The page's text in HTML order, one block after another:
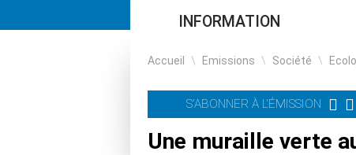
INFORMATION
Accueil \ Emissions \ Société \
S'ABONNER À L'ÉMISSION
Une muraille verte